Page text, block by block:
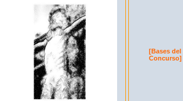
[Bases del
Concurso]